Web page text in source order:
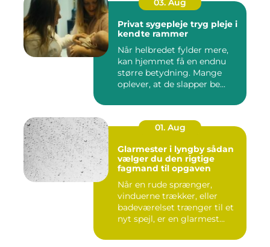
03. Aug
Privat sygepleje tryg pleje i
kendte rammer
Når helbredet fylder mere,
kan hjemmet få en endnu
større betydning. Mange
oplever, at de slapper be...
01. Aug
Glarmester i lyngby sådan
vælger du den rigtige
fagmand til opgaven
Når en rude sprænger,
vinduerne trækker, eller
badeværelset trænger til et
nyt spejl, er en glarmest...